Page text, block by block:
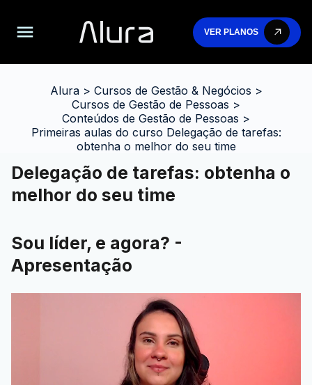
VER PLANOS
Alura> Cursos de Gestão & Negócios >
Cursos de Gestão de Pessoas >
Conteúdos de Gestão de Pessoas >
Primeiras aulas do curso Delegação de tarefas:
obtenha o melhor do seu time
Delegação de tarefas: obtenha o
melhor do seu time
Sou líder, e agora? -
Apresentação